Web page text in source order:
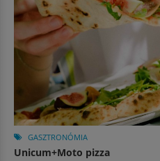
GASZTRONÓMIA
Unicum+Moto pizza